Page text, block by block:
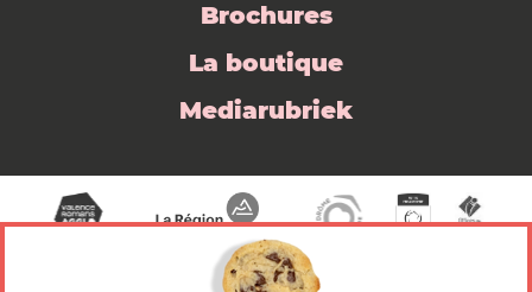
Brochures
La boutique
Mediarubriek